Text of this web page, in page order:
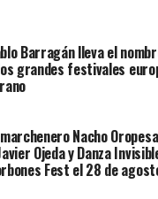
Barragán lleva el
grandes festivales
Nacho
Ojeda y Danza
Fest el 28 de